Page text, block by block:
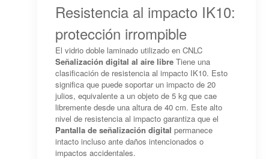
Resistencia al impacto IK10:
protección irrompible
El vidrio doble laminado utilizado en CNLC
Señalización digital al aire libre Tiene una
clasificación de resistencia al impacto IK10. Esto
significa que puede soportar un impacto de 20
julios, equivalente a un objeto de 5 kg que cae
libremente desde una altura de 40 cm. Este alto
nivel de resistencia al impacto garantiza que el
Pantalla de señalización digital permanece
intacto incluso ante daños intencionados o
impactos accidentales.